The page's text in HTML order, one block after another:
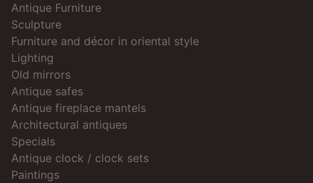
Antique Furniture
Sculpture
Furniture and décor in oriental style
Lighting
Old mirrors
Antique safes
Antique fireplace mantels
Architectural antiques
Specials
Antique clock / clock sets
Paintings